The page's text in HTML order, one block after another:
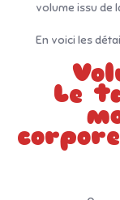
volume issu de
En voici les
Le